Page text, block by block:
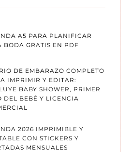
A5 PARA PLANIFICAR
BODA GRATIS EN PDF
DE EMBARAZO COMPLETO
IMPRIMIR Y EDITAR:
BABY SHOWER, PRIMER
DEL BEBÉ Y LICENCIA
2026 IMPRIMIBLE Y
CON STICKERS Y
MENSUALES